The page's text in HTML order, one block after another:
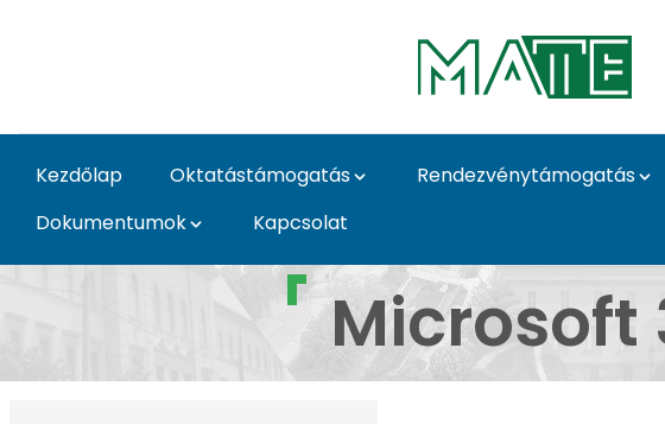
Kezdőlap Oktatástámogatás Rendezvénytámogatás
Dokumentumok
Kapcsolat
Microsoft 365Microsoft